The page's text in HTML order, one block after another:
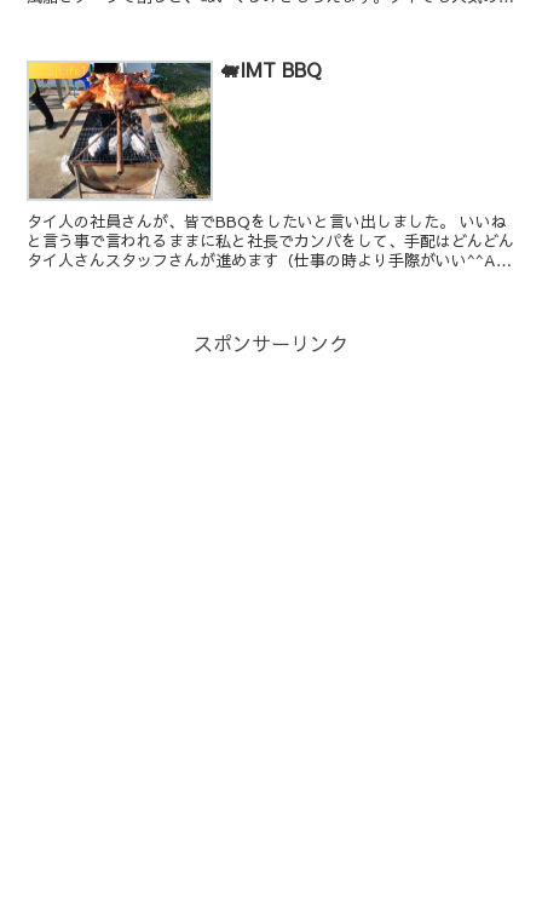
生活[Life] 🐖IMT BBQ
タイ人の社員さんが、皆でBBQをしたいと言い出しました。 いいね
と言う事で言われるままに私と社長でカンパをして、手配はどんどん
タイ人さんスタッフさんが進めます（仕事の時より手際がいい^^A)
スポンサーリンク